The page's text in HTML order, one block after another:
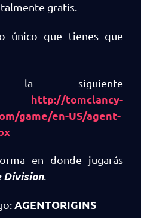
gratis.
único que tienes que
siguiente
http://tomclancy-
game/en-US/agent-
en donde jugarás
Division.
AGENTORIGINS